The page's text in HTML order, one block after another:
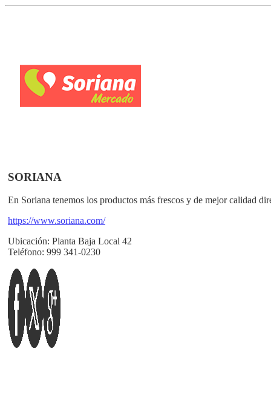
SORIANA
En Soriana tenemos los productos más frescos y de mejor calidad
https://www.soriana.com/
Ubicación: Planta Baja Local 42
Teléfono: 999 341-0230